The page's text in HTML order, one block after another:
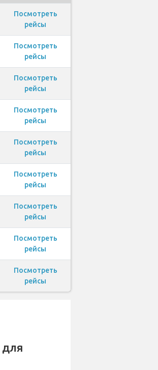
Посмотреть
рейсы
Посмотреть
рейсы
Посмотреть
рейсы
Посмотреть
рейсы
Посмотреть
рейсы
Посмотреть
рейсы
Посмотреть
рейсы
Посмотреть
рейсы
Посмотреть
рейсы
для